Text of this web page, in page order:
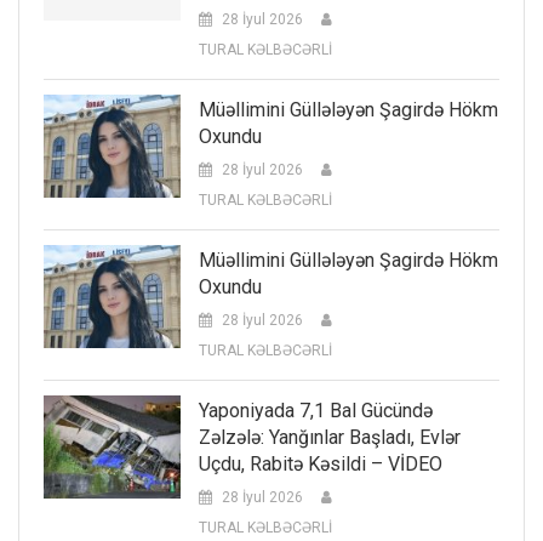
28 İyul 2026
TURAL KƏLBƏCƏRLİ
Müəllimini Güllələyən Şagirdə Hökm
Oxundu
28 İyul 2026
TURAL KƏLBƏCƏRLİ
Müəllimini Güllələyən Şagirdə Hökm
Oxundu
28 İyul 2026
TURAL KƏLBƏCƏRLİ
Yaponiyada 7,1 Bal Gücündə
Zəlzələ: Yanğınlar Başladı, Evlər
Uçdu, Rabitə Kəsildi – VİDEO
28 İyul 2026
TURAL KƏLBƏCƏRLİ